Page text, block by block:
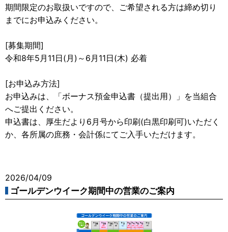
期間限定のお取扱いですので、ご希望される方は締め切り
までにお申込みください。
[募集期間]
令和8年5月11日(月)～6月11日(木) 必着
[お申込み方法]
お申込みは、「ボーナス預金申込書（提出用）」を当組合
へご提出ください。
申込書は、厚生だより6月号から印刷(白黒印刷可)いただく
か、各所属の庶務・会計係にてご入手いただけます。
2026/04/09
ゴールデンウイーク期間中の営業のご案内